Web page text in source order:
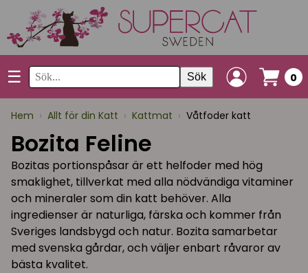
☰ Sök 0
Hem › Allt för din Katt › Kattmat › Våtfoder katt
Bozita Feline
Bozitas portionspåsar är ett helfoder med hög
smaklighet, tillverkat med alla nödvändiga vitaminer
och mineraler som din katt behöver. Alla
ingredienser är naturliga, färska och kommer från
Sveriges landsbygd och natur. Bozita samarbetar
med svenska gårdar, och väljer enbart råvaror av
bästa kvalitet.